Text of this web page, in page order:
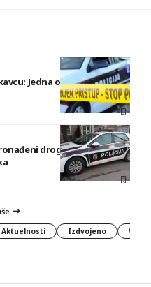
Jedna osoba poginula,
droga, oružje i
Aktuelnosti Izdvojeno